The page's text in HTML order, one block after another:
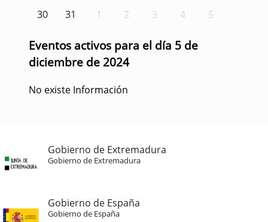
30
31 1 2 3 4 5
Eventos activos para el día 5 de
diciembre de 2024
No existe Información
Gobierno de Extremadura
Gobierno de Extremadura
Gobierno de España
Gobierno de España